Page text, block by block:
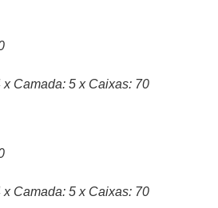
x Camada: 5 x Caixas: 70
x Camada: 5 x Caixas: 70